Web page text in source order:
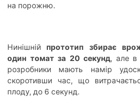
на порожню.
Нинішній прототип збирає
один томат за 20 секунд, але в
розробники мають намір
скоротивши час, що
плоду, до 6 секунд.